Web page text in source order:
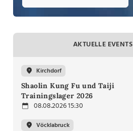
AKTUELLE EVENTS
Kirchdorf
Shaolin Kung Fu und Taiji
Trainingslager 2026
08.08.2026 15:30
Vöcklabruck